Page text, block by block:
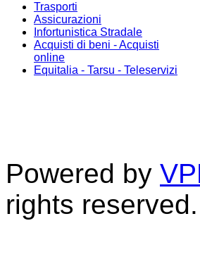
Trasporti
Assicurazioni
Infortunistica Stradale
Acquisti di beni - Acquisti
online
Equitalia - Tarsu - Teleservizi
Powered by
rights reserved.